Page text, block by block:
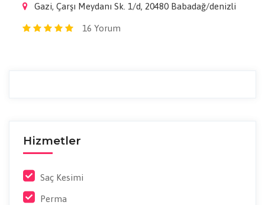
Gazi, Çarşı Meydanı Sk. 1/d, 20480 Babadağ/denizli
16 Yorum
Hizmetler
Saç Kesimi
Perma